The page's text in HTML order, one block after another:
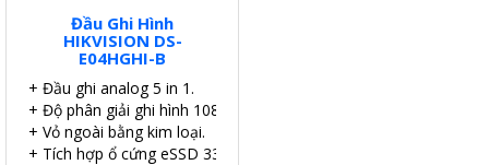
Đầu Ghi Hình
HIKVISION DS-
E04HGHI-B
+ Đầu ghi analog 5 in 1.
+ Độ phân giải ghi hình 1080p Lite.
+ Vỏ ngoài bằng kim loại.
+ Tích hợp ổ cứng eSSD 330GB.